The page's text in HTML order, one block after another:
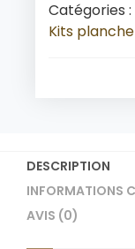
Catégories :
Kits
DESCRIPTION
INFORMATIONS
AVIS (0)